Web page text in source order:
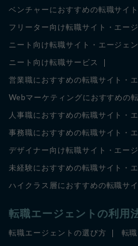
ベンチャーにおすすめの転職サイ
フリーター向け転職サイト・エー
ニート向け転職サイト・エージェン
ニート向け転職サービス
営業職におすすめの転職サイト・
Webマーケティングにおすすめの
人事職におすすめの転職サイト・
事務職におすすめの転職サイト・
デザイナー向け転職サイト・エー
未経験におすすめの転職サイト・
ハイクラス層におすすめの転職サ
転職エージェントの利用
転職エージェントの選び方 転